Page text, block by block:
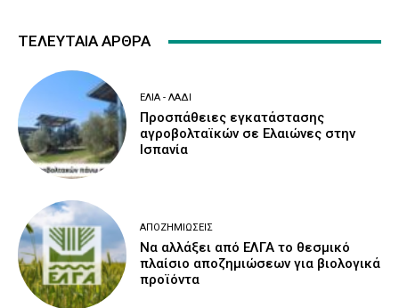
ΤΕΛΕΥΤΑΙΑ ΑΡΘΡΑ
ΕΛΙΆ - ΛΆΔΙ
Προσπάθειες εγκατάστασης
αγροβολταϊκών σε Ελαιώνες στην
Ισπανία
ΑΠΟΖΗΜΙΏΣΕΙΣ
Να αλλάξει από ΕΛΓΑ το θεσμικό
πλαίσιο αποζημιώσεων για βιολογικά
προϊόντα